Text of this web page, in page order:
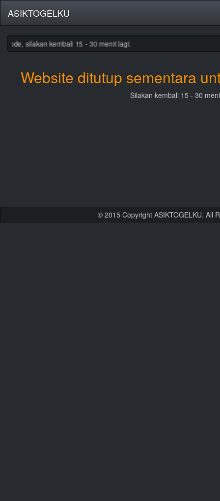
ASIKTOGELKU
silakan kembali 15 - 30 menit lagi.
Website ditutup sementara
Silakan kembali 15 - 30
© 2015 Copyright ASIKTOGELKU. All